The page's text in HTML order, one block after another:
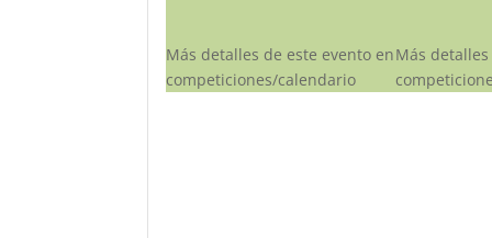
Más detalles de este evento en
competiciones/calendario
Más